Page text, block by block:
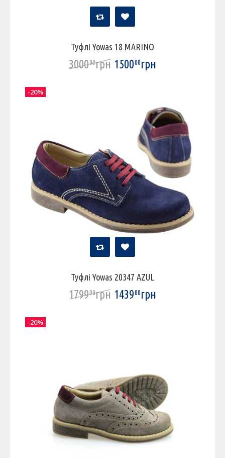
Туфлі Yowas 18 MARINO
300000грн 150000грн
Туфлі Yowas 20347 AZUL
179900грн 143900грн
-20%
-20%